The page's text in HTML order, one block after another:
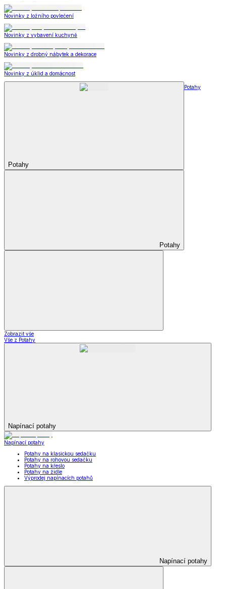
Novinky z ložního povlečení
Novinky z vybavení kuchyně
Novinky z drobný nábytek a dekorace
Novinky z úklid a domácnost
Potahy
Potahy
Potahy
Zobrazit vše
Vše z Potahy
Napínací potahy
Napínací potahy
Potahy na klasickou sedačku
Potahy na rohovou sedačku
Potahy na křeslo
Potahy na židle
Výprodej napínacích potahů
Napínací potahy